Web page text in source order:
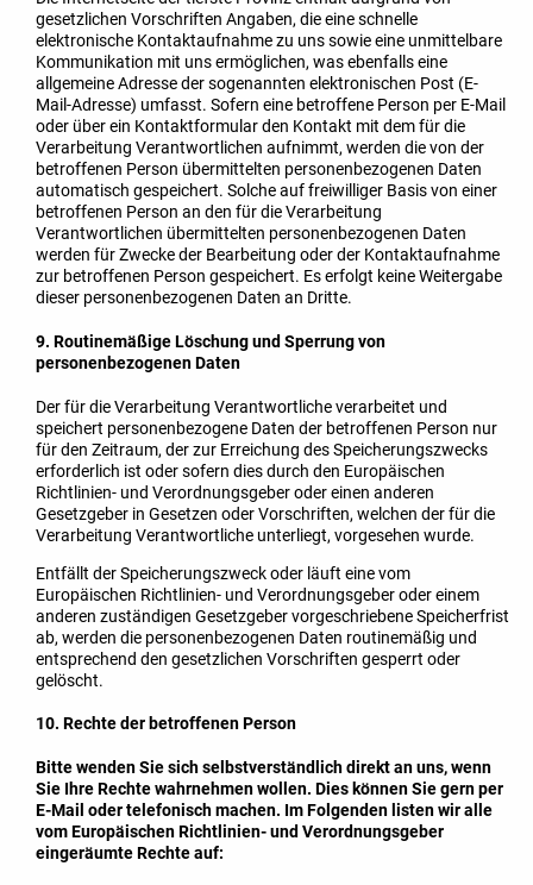
gesetzlichen Vorschriften Angaben, die eine schnelle
elektronische Kontaktaufnahme zu uns sowie eine unmittelbare
Kommunikation mit uns ermöglichen, was ebenfalls eine
allgemeine Adresse der sogenannten elektronischen Post (E-
Mail-Adresse) umfasst. Sofern eine betroffene Person per E-Mail
oder über ein Kontaktformular den Kontakt mit dem für die
Verarbeitung Verantwortlichen aufnimmt, werden die von der
betroffenen Person übermittelten personenbezogenen Daten
automatisch gespeichert. Solche auf freiwilliger Basis von einer
betroffenen Person an den für die Verarbeitung
Verantwortlichen übermittelten personenbezogenen Daten
werden für Zwecke der Bearbeitung oder der Kontaktaufnahme
zur betroffenen Person gespeichert. Es erfolgt keine Weitergabe
dieser personenbezogenen Daten an Dritte.
9. Routinemäßige Löschung und Sperrung von
personenbezogenen Daten
Der für die Verarbeitung Verantwortliche verarbeitet und
speichert personenbezogene Daten der betroffenen Person nur
für den Zeitraum, der zur Erreichung des Speicherungszwecks
erforderlich ist oder sofern dies durch den Europäischen
Richtlinien- und Verordnungsgeber oder einen anderen
Gesetzgeber in Gesetzen oder Vorschriften, welchen der für die
Verarbeitung Verantwortliche unterliegt, vorgesehen wurde.
Entfällt der Speicherungszweck oder läuft eine vom
Europäischen Richtlinien- und Verordnungsgeber oder einem
anderen zuständigen Gesetzgeber vorgeschriebene Speicherfrist
ab, werden die personenbezogenen Daten routinemäßig und
entsprechend den gesetzlichen Vorschriften gesperrt oder
gelöscht.
10. Rechte der betroffenen Person
Bitte wenden Sie sich selbstverständlich direkt an uns, wenn
Sie Ihre Rechte wahrnehmen wollen. Dies können Sie gern per
E-Mail oder telefonisch machen. Im Folgenden listen wir alle
vom Europäischen Richtlinien- und Verordnungsgeber
eingeräumte Rechte auf: